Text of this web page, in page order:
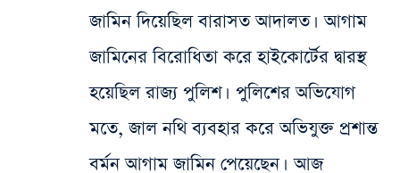
জামিন দিয়েছিল বারাসত আদালত। আগাম
জামিনের বিরোধিতা করে হাইকোর্টের দ্বারস্থ
হয়েছিল রাজ্য পুলিশ। পুলিশের অভিযোগ
মতে, জাল নথি ব্যবহার করে অভিযুক্ত প্রশান্ত
বর্মন আগাম জামিন পেয়েছেন। আজ